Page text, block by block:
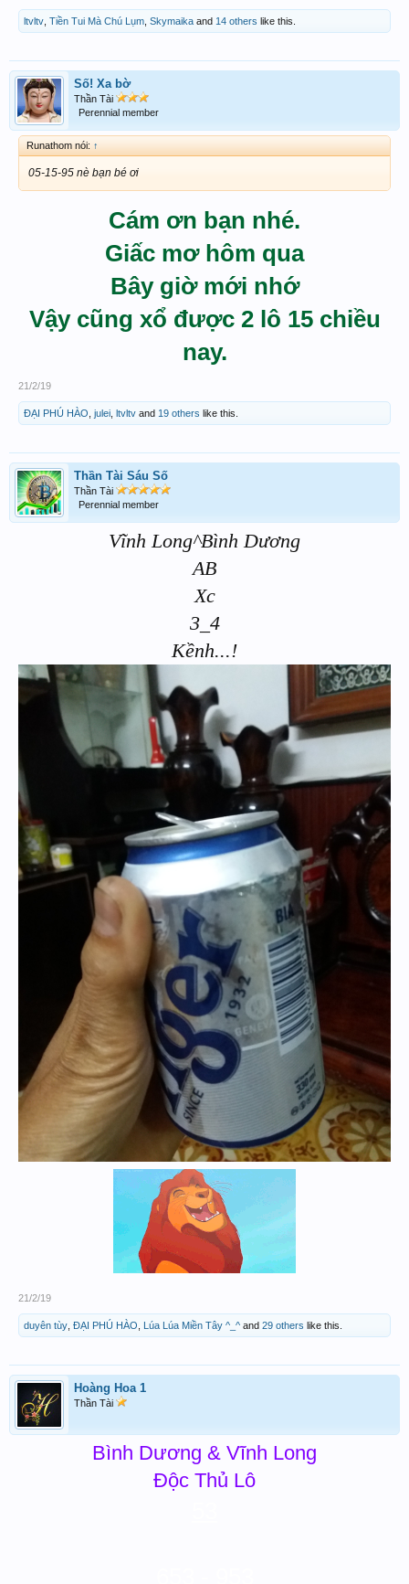
ltvltv Tiền Tui Mà Chú Lụm Skymaika and 14 others like this.
Số! Xa bờ
Thần Tài
Perennial member
Runathom nói: ↑
05-15-95 nè bạn bé ơi
Cám ơn bạn nhé.
Giấc mơ hôm qua
Bây giờ mới nhớ
Vậy cũng xổ được 2 lô 15 chiều
nay.
21/2/19
ĐẠI PHÚ HÀO julei ltvltv and 19 others like this.
Thần Tài Sáu Số
Thần Tài
Perennial member
Vĩnh Long^Bình Dương
AB
Xc
3_4
Kềnh...!
21/2/19
duyên tùy ĐẠI PHÚ HÀO Lúa Lúa Miền Tây ^_^ and 29 others like this.
Hoàng Hoa 1
Thần Tài
Bình Dương & Vĩnh Long
Độc Thủ Lô